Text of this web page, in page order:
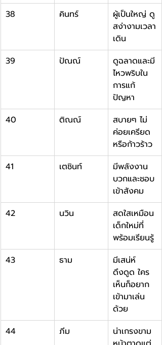
38
คินทร์
ผู้เป็นใหญ่ ดู
สง่างามเวลา
เดิน
39
ปัณณ์
ดูฉลาดและมี
ไหวพริบใน
การแก้
ปัญหา
40
ติณณ์
สบายๆ ไม่
ค่อยเครียด
หรือก้าวร้าว
41
เตชินท์
มีพลังงาน
บวกและชอบ
เข้าสังคม
42
นวิน
สดใสเหมือน
เด็กใหม่ที่
พร้อมเรียนรู้
43
ธาม
มีเสน่ห์
ดึงดูด ใคร
เห็นก็อยาก
เข้ามาเล่น
ด้วย
44
ภีม
น่าเกรงขาม